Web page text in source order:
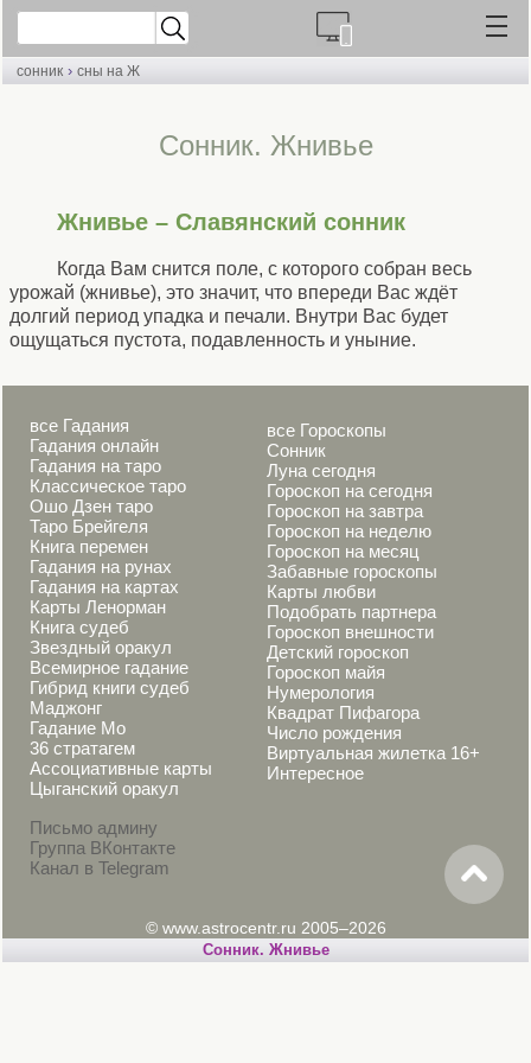
сонник › сны на Ж
Cонник. Жнивье
Жнивье – Славянский сонник
Когда Вам снится поле, с которого собран весь
урожай (жнивье), это значит, что впереди Вас ждёт
долгий период упадка и печали. Внутри Вас будет
ощущаться пустота, подавленность и уныние.
все Гадания
Гадания онлайн
Гадания на таро
Классическое таро
Ошо Дзен таро
Таро Брейгеля
Книга перемен
Гадания на рунах
Гадания на картах
Карты Ленорман
Книга судеб
Звездный оракул
Всемирное гадание
Гибрид книги судеб
Маджонг
Гадание Мо
36 стратагем
Ассоциативные карты
Цыганский оракул
Письмо админу
Группа ВКонтакте
Канал в Telegram
все Гороскопы
Сонник
Луна сегодня
Гороскоп на сегодня
Гороскоп на завтра
Гороскоп на неделю
Гороскоп на месяц
Забавные гороскопы
Карты любви
Подобрать партнера
Гороскоп внешности
Детский гороскоп
Гороскоп майя
Нумерология
Квадрат Пифагора
Число рождения
Виртуальная жилетка 16+
Интересное
© www.astrocentr.ru 2005–2026
Cонник. Жнивье